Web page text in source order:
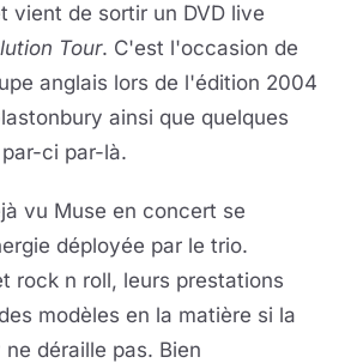
vient de sortir un DVD live
Tour. C'est l'occasion de
anglais lors de l'édition 2004
ainsi que quelques
ci par-là.
vu Muse en concert se
déployée par le trio.
rock n roll, leurs prestations
modèles en la matière si la
déraille pas. Bien